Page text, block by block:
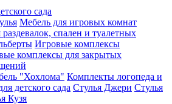
сада
Мебель для игровых комнат
спален и туалетных
Игровые комплексы
комплексы для закрытых
"Хохлома" Комплекты логопеда и
детского сада Стулья Джери Стулья
Кузя